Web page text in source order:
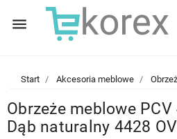
menu
Start Akcesoria meblowe
Obrzeże meblowe
Dąb naturalny 4428